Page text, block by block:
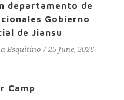
departamento de
Gobierno
de Jiansu
Esquitino 25 June, 2026
Camp